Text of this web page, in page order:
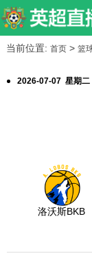
当前位置: 首页> 篮
2026-07-07 星期二
洛沃斯BKB